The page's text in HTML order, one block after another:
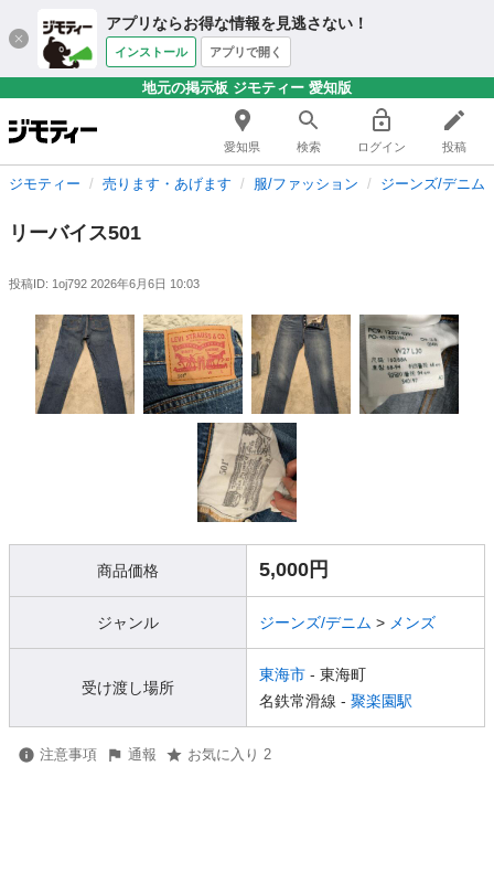
アプリならお得な情報を見逃さない！
インストール アプリで開く
地元の掲示板 ジモティー 愛知版
愛知県 検索 ログイン 投稿
ジモティー 売ります・あげます 服/ファッション ジーンズ/デニム
リーバイス501
投稿ID: 1oj792 2026年6月6日 10:03
商品価格 5,000円
ジャンル ジーンズ/デニム > メンズ
受け渡し場所
東海市 - 東海町
名鉄常滑線 - 聚楽園駅
注意事項 通報 お気に入り 2